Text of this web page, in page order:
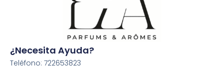
¿Necesita Ayuda?
Teléfono: 722653823